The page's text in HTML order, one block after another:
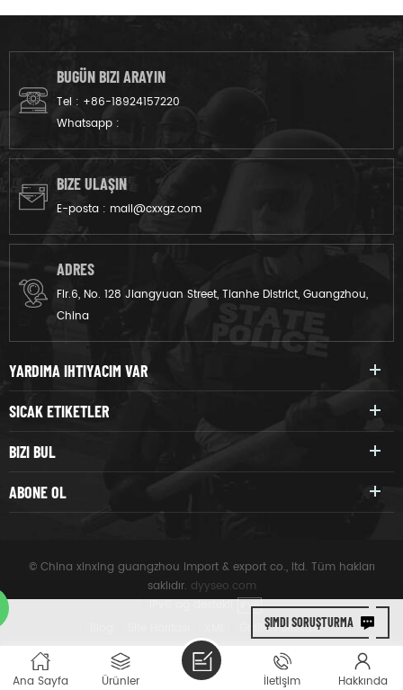
ŞIMDI SORUŞTURMA
ayarlanabilir, farklı askerlerin
ihtiyaçlarını karşılar.
BUGÜN BIZI ARAYIN
Tel : +86-18924157220
Whatsapp :
BIZE ULAŞIN
E-posta : mail@cxxgz.com
ADRES
Flr.6, No. 128 Jiangyuan Street, Tianhe District, Guangzhou,
China
YARDIMA IHTIYACIM VAR
SICAK ETIKETLER
BIZI BUL
ABONE OL
© China xinxing guangzhou import & export co., ltd. Tüm hakları
saklıdır. dyyseo.com
IPV6
Gizlilik Politikası
Ana Sayfa Ürünler Hakkında
İletişim